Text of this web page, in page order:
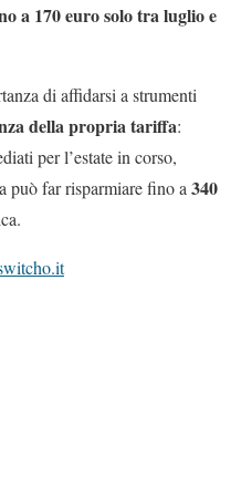
a 170 euro solo tra luglio e
di affidarsi a strumenti
della propria tariffa:
per l’estate in corso,
può far risparmiare fino a 340